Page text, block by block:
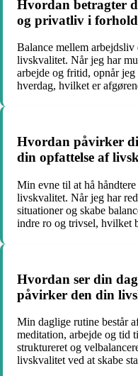
Hvordan betragter
og privatliv i
Balance mellem
livskvalitet. Når jeg har
arbejde og fritid, opnår
hverdag, hvilket er
Hvordan påvirker
din opfattelse af
Min evne til at hå
livskvalitet. Når jeg har
situationer og skabe
indre ro og trivsel, hvilket
Hvordan ser din
påvirker den din
Min daglige rutine består
meditation, arbejde og tid
struktureret og
livskvalitet ved at skabe